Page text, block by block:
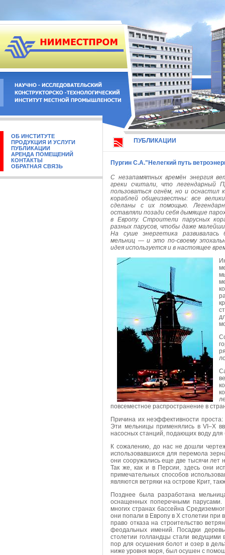
ОБ ИНСТИТУТЕ
ПРОДУКЦИЯ И УСЛУГИ
ПУБЛИКАЦИИ
АРЕНДА ПОМЕЩЕНИЙ
КОНТАКТЫ
ОБРАТНАЯ СВЯЗЬ
ПУБЛИКАЦИИ
Пургин С.А."Нелегкий путь
С незапамятных времён энергия
греки считали, что легендарный
пользоваться огнём, но и оснастил
кораблей общеизвестны: все
сделаны с их помощью.
оставляли позади себя дымящие
в Европу. Строители парусных
разных парусов, чтобы даже
На суше энергетика развивалась
мельниц — и это по-своему
идея используется и в настоящее
повсеместное распространение в
Причина их неэффективности
Эти мельницы применялись в VI–X
насосных станций, подающих воду
К сожалению, до нас не дошли
использовавшихся для перемола
они сооружались еще две тысячи лет
Так же, как и в Персии, здесь они
примечательных способов
являются ветряки на острове Крит,
Позднее была разработана
оснащенных поперечными
многих странах бассейна
они попали в Европу в Х столетии при
право отказа на строительство
феодальных имений. Посадки
столетии голландцы стали ведущими
пор для осушения болот и озер в
ниже уровня моря, был осушен с